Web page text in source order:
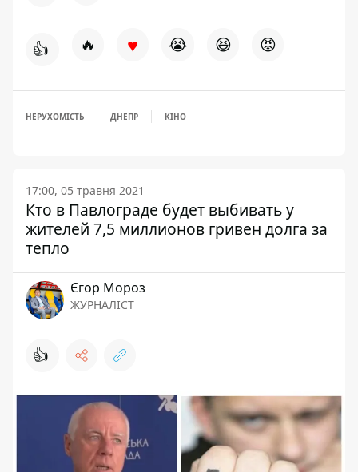
👍 🔥 ♥ 😭 😆 😡
НЕРУХОМІСТЬ ДНЕПР КІНО
17:00, 05 травня 2021
Кто в Павлограде будет выбивать у
жителей 7,5 миллионов гривен долга за
тепло
Єгор Мороз
ЖУРНАЛІСТ
👍